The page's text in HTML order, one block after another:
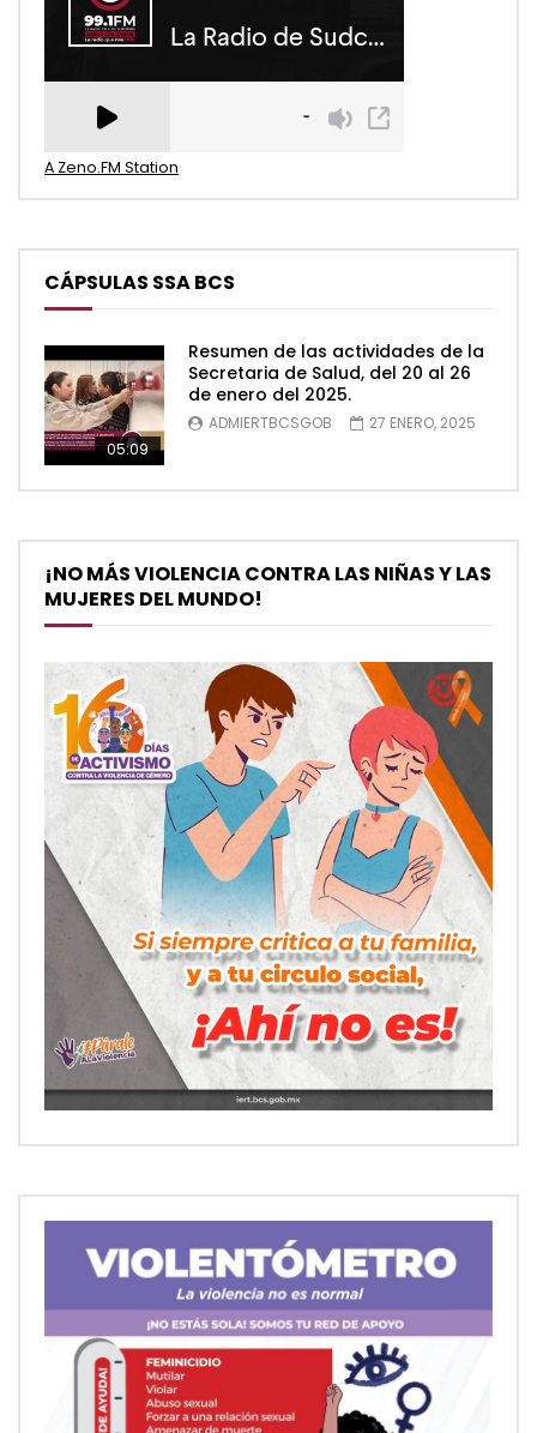
A Zeno.FM Station
CÁPSULAS SSA BCS
05:09
Resumen de las actividades de la
Secretaria de Salud, del 20 al 26
de enero del 2025.
ADMIERTBCSGOB 27 ENERO, 2025
¡NO MÁS VIOLENCIA CONTRA LAS NIÑAS Y LAS
MUJERES DEL MUNDO!